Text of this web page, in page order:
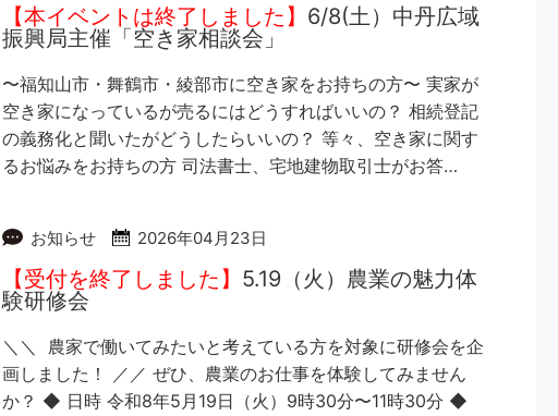
【本イベントは終了しました】 6/8(土）中丹広域
振興局主催「空き家相談会」
〜福知山市・舞鶴市・綾部市に空き家をお持ちの方〜 実家が
空き家になっているが売るにはどうすればいいの？ 相続登記
の義務化と聞いたがどうしたらいいの？ 等々、空き家に関す
るお悩みをお持ちの方 司法書士、宅地建物取引士がお答…
お知らせ 2026年04月23日
【受付を終了しました】 5.19（火）農業の魅力体
験研修会
＼＼ 農家で働いてみたいと考えている方を対象に研修会を企
画しました！ ／／ ぜひ、農業のお仕事を体験してみません
か？ ◆ 日時 令和8年5月19日（火）9時30分〜11時30分 ◆